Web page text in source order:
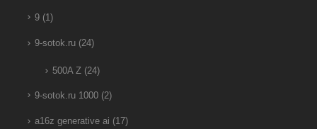
9(1)
9-sotok.ru(24)
500A Z(24)
9-sotok.ru 1000(2)
a16z generative ai (17)